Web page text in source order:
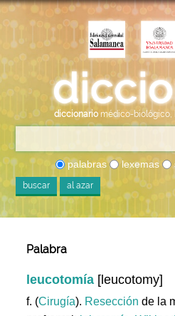
diccionario médico-
palabras lexemas
buscar al azar
Palabra
leucotomía [leucotomy]
f. (Cirugía). Resección de la